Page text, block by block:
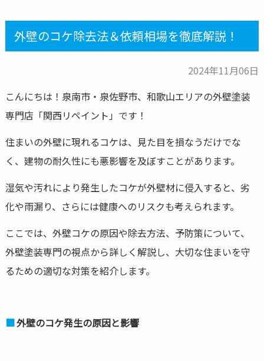
外壁のコケ除去法＆依頼相場を徹底解説！
2024年11月06日
こんにちは！泉南市・泉佐野市、和歌山エリアの外壁塗装
専門店「関西リペイント」です！
住まいの外壁に現れるコケは、見た目を損なうだけでな
く、建物の耐久性にも悪影響を及ぼすことがあります。
湿気や汚れにより発生したコケが外壁材に侵入すると、劣
化や雨漏り、さらには健康へのリスクも考えられます。
ここでは、外壁コケの原因や除去方法、予防策について、
外壁塗装専門の視点から詳しく解説し、大切な住まいを守
るための適切な対策を紹介します。
外壁のコケ発生の原因と影響